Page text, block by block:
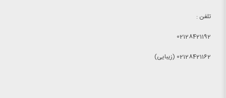
تلفن :
02128421192
02128421162 (زیبایی)